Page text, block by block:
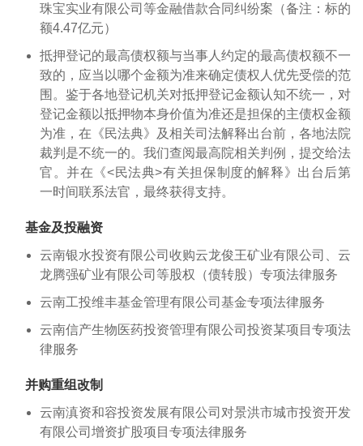
珠宝实业有限公司等金融借款合同纠纷案（备注：标的
额4.47亿元）
抵押登记的最高债权额与当事人约定的最高债权额不一
致的，应当以哪个金额为准来确定债权人优先受偿的范
围。鉴于各地登记机关对抵押登记金额认知不统一，对
登记金额以抵押物本身价值为准还是担保的主债权金额
为准，在《民法典》及相关司法解释出台前，各地法院
裁判是不统一的。我们查阅最高院相关判例，提交给法
官。并在《<民法典>有关担保制度的解释》出台后第
一时间联系法官，最终获得支持。
基金及投融资
云南银水投资有限公司收购云龙俊王矿业有限公司、云
龙腾强矿业有限公司等股权（债转股）专项法律服务
云南工投维丰基金管理有限公司基金专项法律服务
云南信产生物医药投资管理有限公司投资某项目专项法
律服务
并购重组改制
云南滇资和容投资发展有限公司对景洪市城市投资开发
有限公司增资扩股项目专项法律服务